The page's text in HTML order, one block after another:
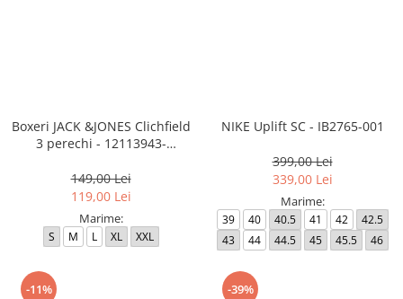
Boxeri JACK &JONES Clichfield
3 perechi - 12113943-
149,00 Lei
119,00 Lei
Marime:
S M L XL XXL
NIKE Uplift SC - IB2765-001
399,00 Lei
339,00 Lei
Marime:
39 40 40.5 41 42
42.5
43
44 44.5 45 45.5 46
-11% -39%